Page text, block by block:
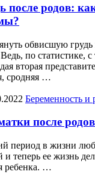
после родов:
обвисшую грудь
по статистике, с
вторая
сродняя …
Беременность и
после
период в жизни
и теперь ее жизнь
ребенка. …